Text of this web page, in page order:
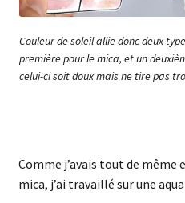
Couleur de soleil allie donc deux
première pour le mica, et un
celui-ci soit doux mais ne tire pas
Comme j’avais tout de même
mica, j’ai travaillé sur une